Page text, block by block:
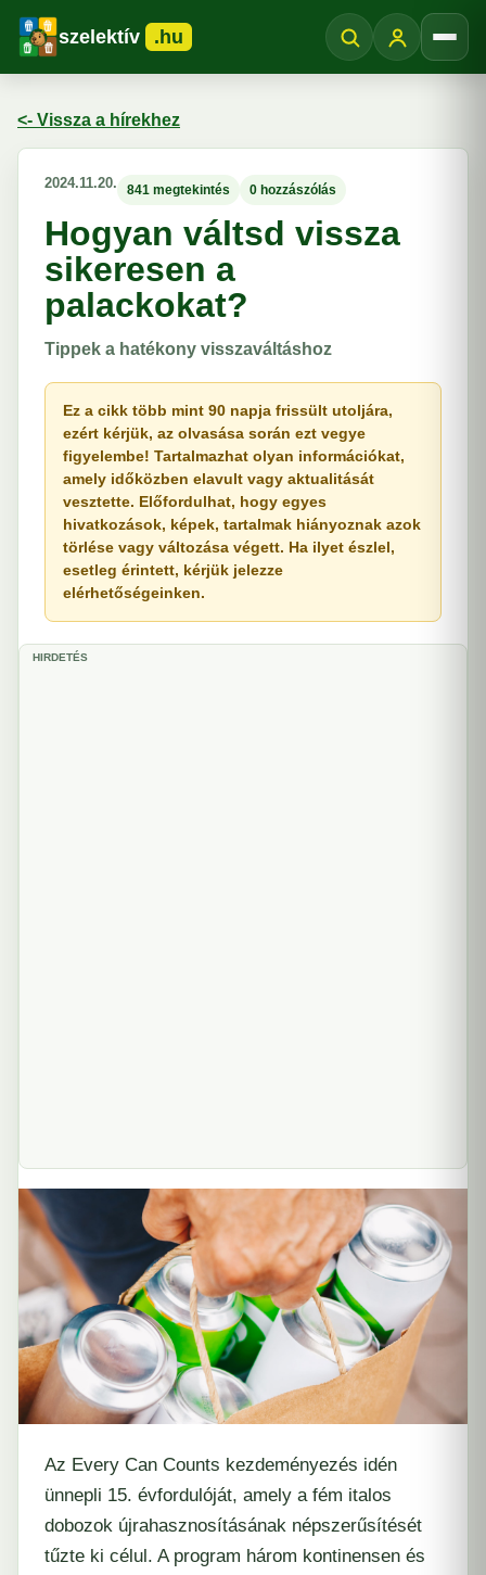
szelektív .hu
<- Vissza a hírekhez
2024.11.20. 841 megtekintés 0 hozzászólás
Hogyan váltsd vissza
sikeresen a
palackokat?
Tippek a hatékony visszaváltáshoz
Ez a cikk több mint 90 napja frissült utoljára,
ezért kérjük, az olvasása során ezt vegye
figyelembe! Tartalmazhat olyan információkat,
amely időközben elavult vagy aktualitását
vesztette. Előfordulhat, hogy egyes
hivatkozások, képek, tartalmak hiányoznak azok
törlése vagy változása végett. Ha ilyet észlel,
esetleg érintett, kérjük jelezze
elérhetőségeinken.
HIRDETÉS
Az Every Can Counts kezdeményezés idén
ünnepli 15. évfordulóját, amely a fém italos
dobozok újrahasznosításának népszerűsítését
tűzte ki célul. A program három kontinensen és